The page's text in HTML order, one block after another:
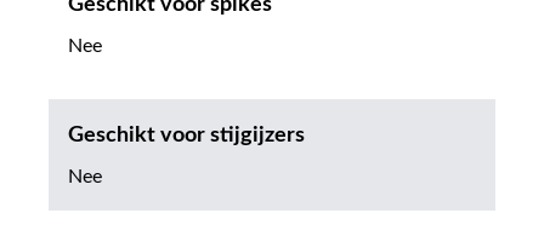
Geschikt voor spikes
Nee
Geschikt voor stijgijzers
Nee